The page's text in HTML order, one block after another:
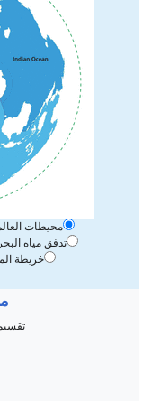
محيطات
تدفق مياه البحر
خريطة